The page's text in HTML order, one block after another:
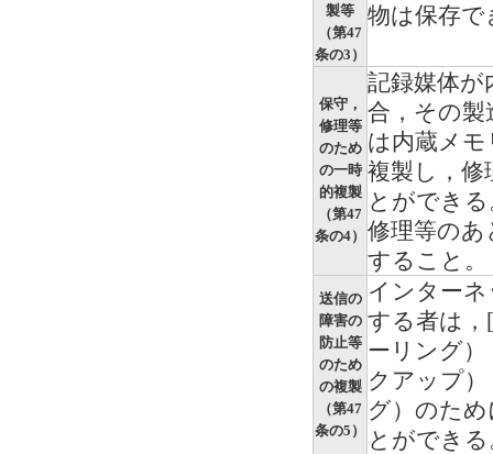
製等
（第47
条の3）
物は保存で
保守，
修理等
のため
の一時
的複製
（第47
条の4）
記録媒体が
合，その製
は内蔵メ
複製し，修
とができる
修理等のあ
すること。
送信の
障害の
防止等
のため
の複製
（第47
条の5）
インター
する者は
ーリング
クアップ
グ）のた
とができる